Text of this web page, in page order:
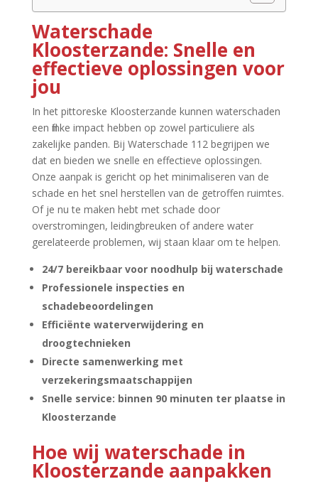
Waterschade
Kloosterzande: Snelle en
effectieve oplossingen voor
jou
In het pittoreske Kloosterzande kunnen waterschaden
een flinke impact hebben op zowel particuliere als
zakelijke panden.​ Bij Waterschade 112 begrijpen we
dat en bieden we snelle en effectieve oplossingen.​
Onze aanpak is gericht op het minimaliseren van de
schade en het snel herstellen van de getroffen ruimtes.​
Of je nu te maken hebt met schade door
overstromingen, leidingbreuken of andere water
gerelateerde problemen, wij staan klaar om te helpen.​
24/7 bereikbaar voor noodhulp bij waterschade
Professionele inspecties en
schadebeoordelingen
Efficiënte waterverwijdering en
droogtechnieken
Directe samenwerking met
verzekeringsmaatschappijen
Snelle service: binnen 90 minuten ter plaatse in
Kloosterzande
Hoe wij waterschade in
Kloosterzande aanpakken